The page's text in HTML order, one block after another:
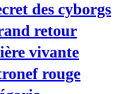
des cyborgs
retour
vivante
rouge